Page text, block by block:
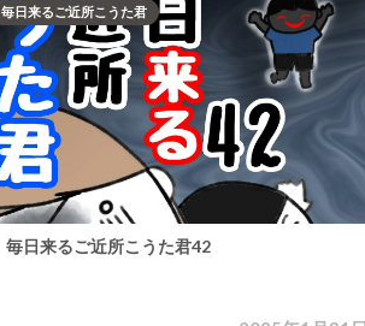
毎日来るご近所こうた君42
毎日来るご近所こうた君